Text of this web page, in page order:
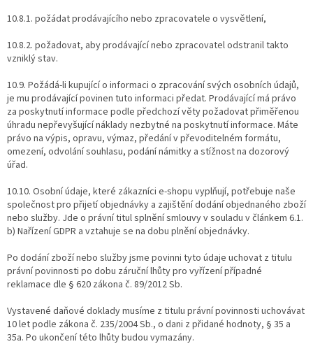
10.8.1. požádat prodávajícího nebo zpracovatele o vysvětlení,
10.8.2. požadovat, aby prodávající nebo zpracovatel odstranil takto
vzniklý stav.
10.9. Požádá-li kupující o informaci o zpracování svých osobních údajů,
je mu prodávající povinen tuto informaci předat. Prodávající má právo
za poskytnutí informace podle předchozí věty požadovat přiměřenou
úhradu nepřevyšující náklady nezbytné na poskytnutí informace. Máte
právo na výpis, opravu, výmaz, předání v převoditelném formátu,
omezení, odvolání souhlasu, podání námitky a stížnost na dozorový
úřad.
10.10. Osobní údaje, které zákazníci e-shopu vyplňují, potřebuje naše
společnost pro přijetí objednávky a zajištění dodání objednaného zboží
nebo služby. Jde o právní titul splnění smlouvy v souladu v článkem 6.1.
b) Nařízení GDPR a vztahuje se na dobu plnění objednávky.
Po dodání zboží nebo služby jsme povinni tyto údaje uchovat z titulu
právní povinnosti po dobu záruční lhůty pro vyřízení případné
reklamace dle § 620 zákona č. 89/2012 Sb.
Vystavené daňové doklady musíme z titulu právní povinnosti uchovávat
10 let podle zákona č. 235/2004 Sb., o dani z přidané hodnoty, § 35 a
35a. Po ukončení této lhůty budou vymazány.